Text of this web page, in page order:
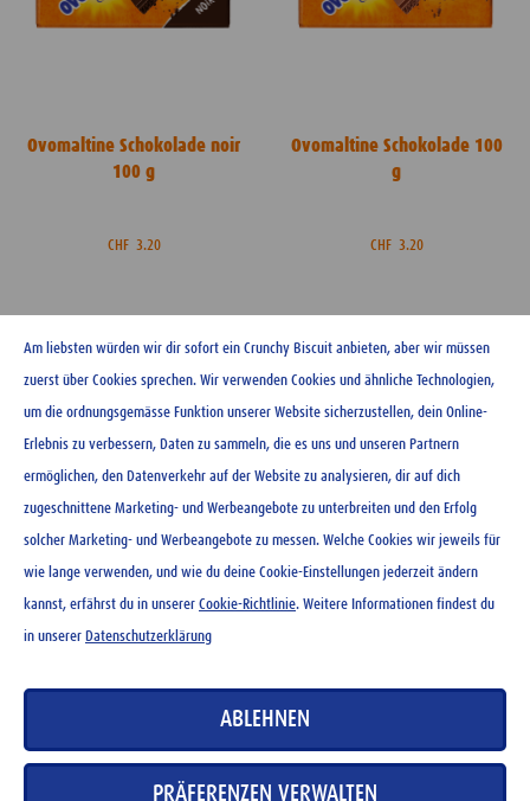
Ovomaltine Schokolade noir
100 g
CHF 3.20
Ovomaltine Schokolade 100
g
CHF 3.20
Am liebsten würden wir dir sofort ein Crunchy Biscuit anbieten, aber wir müssen
zuerst über Cookies sprechen. Wir verwenden Cookies und ähnliche Technologien,
um die ordnungsgemässe Funktion unserer Website sicherzustellen, dein Online-
Erlebnis zu verbessern, Daten zu sammeln, die es uns und unseren Partnern
ermöglichen, den Datenverkehr auf der Website zu analysieren, dir auf dich
zugeschnittene Marketing- und Werbeangebote zu unterbreiten und den Erfolg
solcher Marketing- und Werbeangebote zu messen. Welche Cookies wir jeweils für
wie lange verwenden, und wie du deine Cookie-Einstellungen jederzeit ändern
kannst, erfährst du in unserer Cookie-Richtlinie. Weitere Informationen findest du
in unserer Datenschutzerklärung
ABLEHNEN
PRÄFERENZEN VERWALTEN